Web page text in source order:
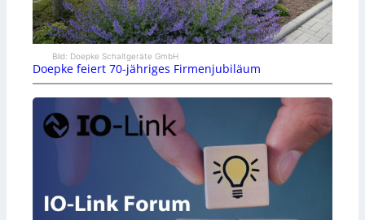
Bild: Doepke Schaltgeräte GmbH
Doepke feiert 70-jähriges Firmenjubiläum